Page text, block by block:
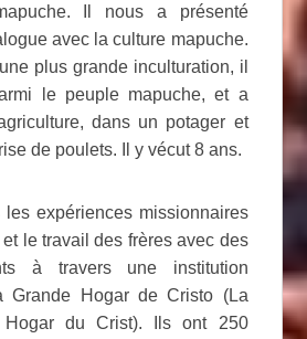
Il nous a présenté
avec la culture mapuche.
plus grande inculturation, il
le peuple mapuche, et a
dans un potager et
de poulets. Il y vécut 8 ans.
les expériences missionnaires
et le travail des frères avec des
à travers une institution
Grande Hogar de Cristo (La
Hogar du Crist). Ils ont 250